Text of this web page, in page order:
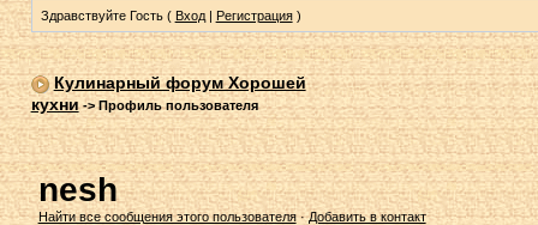
Здравствуйте Гость ( Вход| Регистрация)
Кулинарный форум Хорошей
кухни->Профиль пользователя
nesh
Найти все сообщения этого пользователя·Добавить в контакт